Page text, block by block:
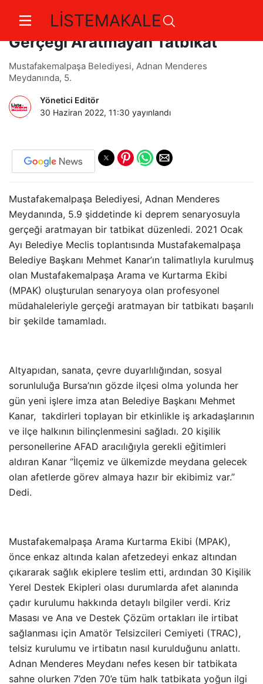
LİSTEMAKALE
Adnan Menderes Meydanında
Gerçeği Aratmayan Tatbikat
Mustafakemalpaşa Belediyesi, Adnan Menderes
Meydanında, 5.
Yönetici Editör
30 Haziran 2022, 11:30 yayınlandı
Mustafakemalpaşa Belediyesi, Adnan Menderes
Meydanında, 5.9 şiddetinde ki deprem senaryosuyla
gerçeği aratmayan bir tatbikat düzenledi. 2021 Ocak
Ayı Belediye Meclis toplantısında Mustafakemalpaşa
Belediye Başkanı Mehmet Kanar’ın talimatlıyla kurulmuş
olan Mustafakemalpaşa Arama ve Kurtarma Ekibi
(MPAK) oluşturulan senaryoya olan profesyonel
müdahaleleriyle gerçeği aratmayan bir tatbikatı başarılı
bir şekilde tamamladı.
Altyapıdan, sanata, çevre duyarlılığından, sosyal
sorunluluğa Bursa’nın gözde ilçesi olma yolunda her
gün yeni işlere imza atan Belediye Başkanı Mehmet
Kanar, takdirleri toplayan bir etkinlikle iş arkadaşlarının
ve ilçe halkının bilinçlenmesini sağladı. 20 kişilik
personellerine AFAD aracılığıyla gerekli eğitimleri
aldıran Kanar ‘’İlçemiz ve ülkemizde meydana gelecek
olan afetlerde görev almaya hazır bir ekibimiz var.’’
Dedi.
Mustafakemalpaşa Arama Kurtarma Ekibi (MPAK),
önce enkaz altında kalan afetzedeyi enkaz altından
çıkararak sağlık ekiplere teslim etti, ardından 30 Kişilik
Yerel Destek Ekipleri olası durumlarda afet alanında
çadır kurulumu hakkında detaylı bilgiler verdi. Kriz
Masası ve Ana ve Destek Çözüm ortakları ile irtibat
sağlanması için Amatör Telsizcileri Cemiyeti (TRAC),
telsiz kurulumu ve irtibatın nasıl kurulduğunu anlattı.
Adnan Menderes Meydanı nefes kesen bir tatbikata
sahne olurken 7’den 70’e tüm halk tatbikata yoğun ilgi